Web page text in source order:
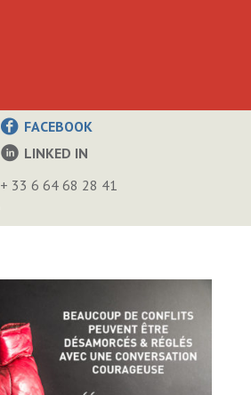
FACEBOOK
LINKED IN
+ 33 6 64 68 28 41